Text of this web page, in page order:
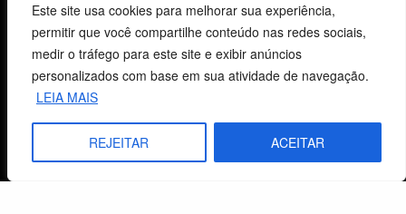
Este site usa cookies para melhorar sua experiência,
permitir que você compartilhe conteúdo nas redes sociais,
medir o tráfego para este site e exibir anúncios
personalizados com base em sua atividade de navegação.
LEIA MAIS
REJEITAR ACEITAR
vendas@cebi.org.br
comunicacao@cebi.org.br
WhatsApp / Vendas
+55 (51) 99734-4518
WhatsApp / Comunicação
+55 (51) 99799-3041